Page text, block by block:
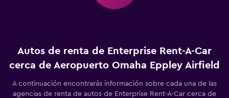
Autos de renta de Enterprise Rent-A-Car
cerca de Aeropuerto Omaha Eppley Airfield
A continuación encontrarás información sobre cada una de las
agencias de renta de autos de Enterprise Rent-A-Car cerca de